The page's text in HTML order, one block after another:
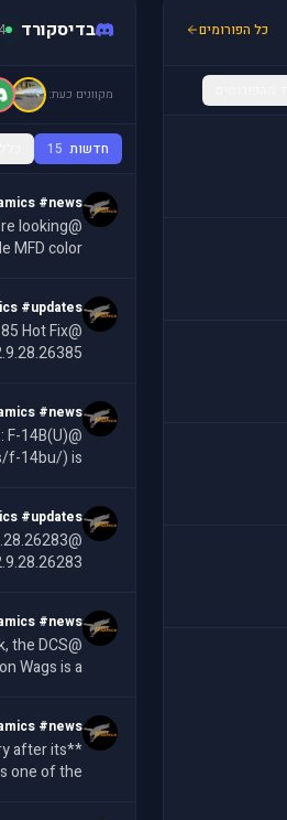
כל הפורומים בדיסקורד 84
מקוונים כעת:
חדשות 15
#news
MFD color
#updates
Hot Fix
#news
f-14bu/) is
#updates
#news
Wags is a
#news
one of the